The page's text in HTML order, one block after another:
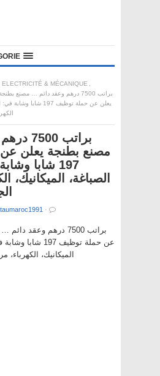
ELECTRICITÉ & MÉCANIQUE ,
براتب 7500 درهم وعقد دائم … مصنع بطنجة
يعلن عن حملة توظيف 197
براتب
مصنع بطنجة يعلن
197 شابا
الصباغة، الميكانيك،
·